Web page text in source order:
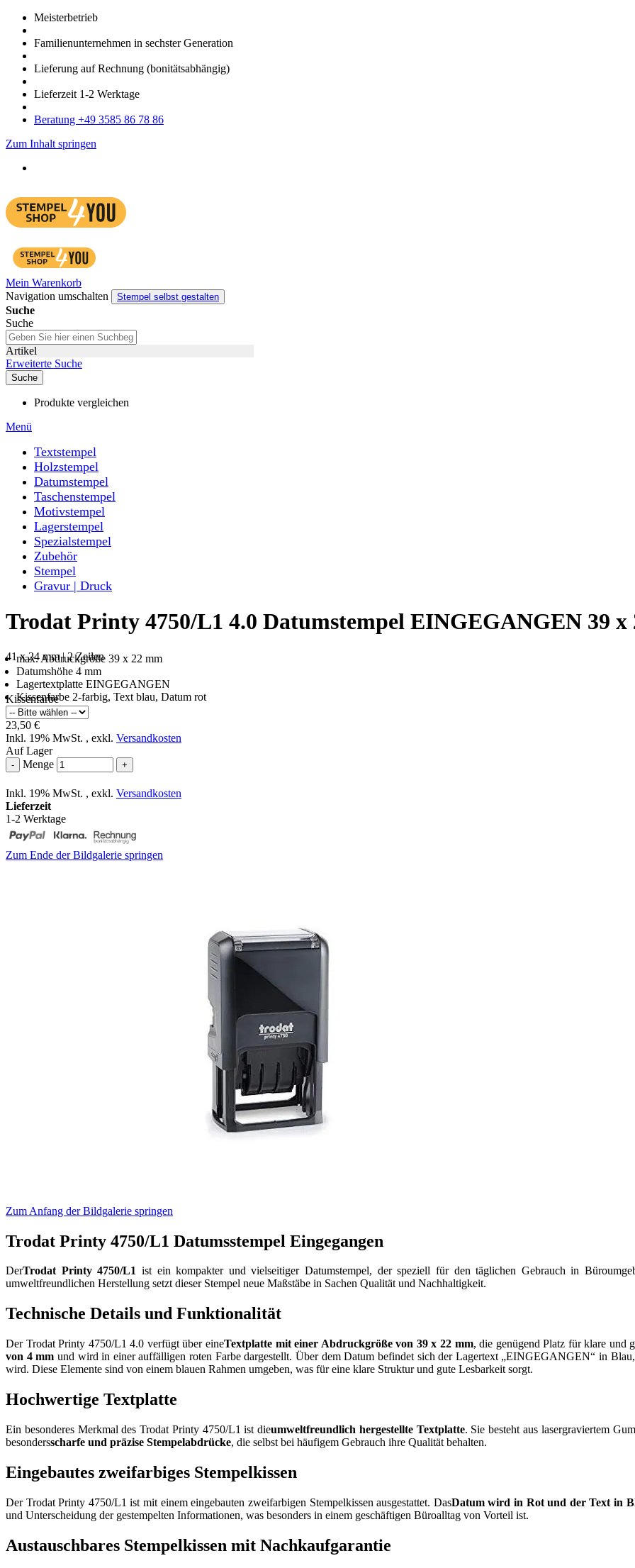
Meister­betrieb
Familien­unter­nehmen in sechster Gene­ration
Lieferung auf Rech­nung (bonitätsabhängig)
Liefer­zeit 1-2 Werk­tage
Bera­tung +49 3585 86 78 86
Zum Inhalt springen
Mein Warenkorb
Navigation umschalten
Stempel selbst gestalten
Suche
Suche
Artikel
Erweiterte Suche
Suche
Produkte vergleichen
Menü
Textstempel
Holzstempel
Datumstempel
Taschenstempel
Motivstempel
Lagerstempel
Spezialstempel
Zubehör
Stempel
Gravur | Druck
Trodat Printy 4750/L1 4.0 Datumstempel EINGEGANGEN 39 x
41 x 24 mm | 2 Zeilen
max. Abdruckgröße 39 x 22 mm
Datumshöhe 4 mm
Lagertextplatte EINGEGANGEN
Kissenfarbe 2-farbig, Text blau, Datum rot
Kissenfarbe
23,50 €
Inkl. 19% MwSt. , exkl. Versandkosten
Auf Lager
- Menge +
Inkl. 19% MwSt. , exkl. Versandkosten
Lieferzeit
1-2 Werktage
Zum Ende der Bildgalerie springen
Zum Anfang der Bildgalerie springen
Trodat Printy 4750/L1 Datumsstempel Eingegangen
DerTrodat Printy 4750/L1 ist ein kompakter und vielseitiger Datumstempel, der speziell für den täglichen Gebrauch in
umweltfreundlichen Herstellung setzt dieser Stempel neue Maßstäbe in Sachen Qualität und Nachhaltigkeit.
Technische Details und Funktionalität
Der Trodat Printy 4750/L1 4.0 verfügt über eineTextplatte mit einer Abdruckgröße von 39 x 22 mm, die genügend Platz für klare und
von 4 mm und wird in einer auffälligen roten Farbe dargestellt. Über dem Datum befindet sich der Lagertext „EINGEGANGEN“ in
wird. Diese Elemente sind von einem blauen Rahmen umgeben, was für eine klare Struktur und gute Lesbarkeit sorgt.
Hochwertige Textplatte
Ein besonderes Merkmal des Trodat Printy 4750/L1 ist dieumweltfreundlich hergestellte Textplatte. Sie besteht aus lasergraviertem
besondersscharfe und präzise Stempelabdrücke, die selbst bei häufigem Gebrauch ihre Qualität behalten.
Eingebautes zweifarbiges Stempelkissen
Der Trodat Printy 4750/L1 ist mit einem eingebauten zweifarbigen Stempelkissen ausgestattet. DasDatum wird in Rot und der Text in
und Unterscheidung der gestempelten Informationen, was besonders in einem geschäftigen Büroalltag von Vorteil ist.
Austauschbares Stempelkissen mit Nachkaufgarantie